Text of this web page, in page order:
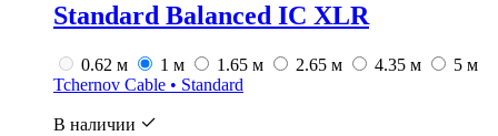
Standard Balanced IC XLR
0.62 м 1 м 1.65 м 2.65 м 4.35 м
5 м
Tchernov Cable • Standard
В наличии